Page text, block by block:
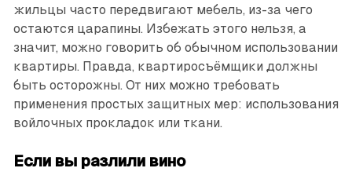
жильцы часто передвигают мебель, из-за чего
остаются царапины. Избежать этого нельзя, а
значит, можно говорить об обычном использовании
квартиры. Правда, квартиросъёмщики должны
быть осторожны. От них можно требовать
применения простых защитных мер: использования
войлочных прокладок или ткани.
Если вы разлили вино